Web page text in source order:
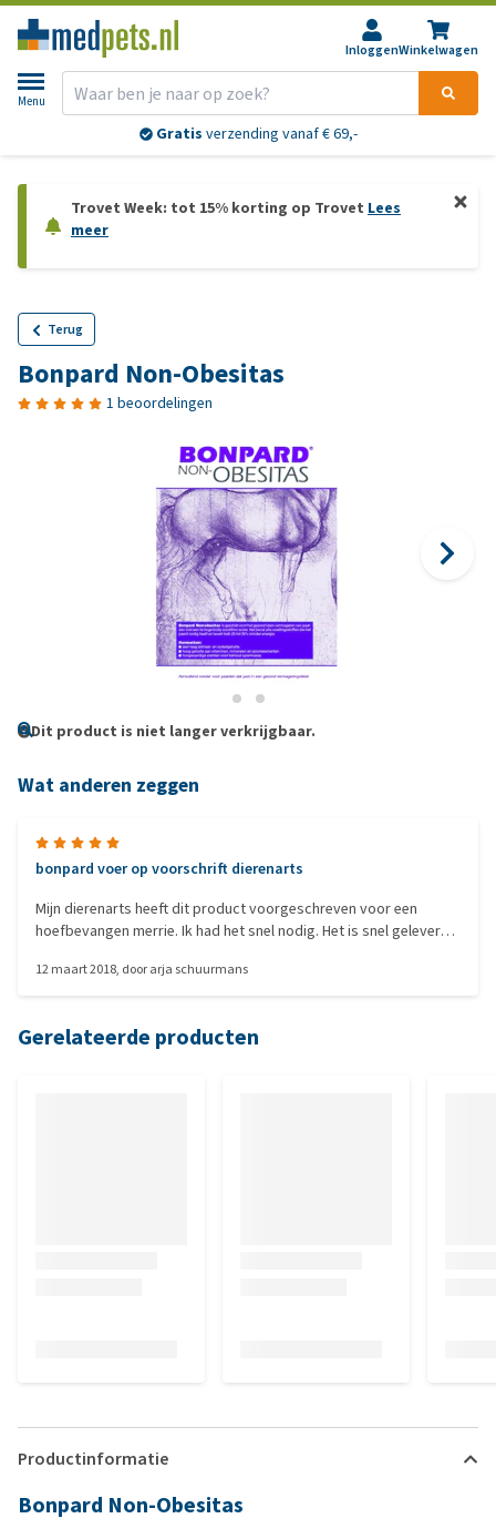
InloggenWinkelwagen
Menu
Gratis verzending vanaf € 69,-
Trovet Week: tot 15% korting op Trovet Lees
meer
Terug
Bonpard Non-Obesitas
1 beoordelingen
Dit product is niet langer verkrijgbaar.
Wat anderen zeggen
bonpard voer op voorschrift dierenarts
Mijn dierenarts heeft dit product voorgeschreven voor een
hoefbevangen merrie. Ik had het snel nodig. Het is snel geleverd
12 maart 2018, doorarja schuurmans
Gerelateerde producten
Productinformatie
Bonpard Non-Obesitas